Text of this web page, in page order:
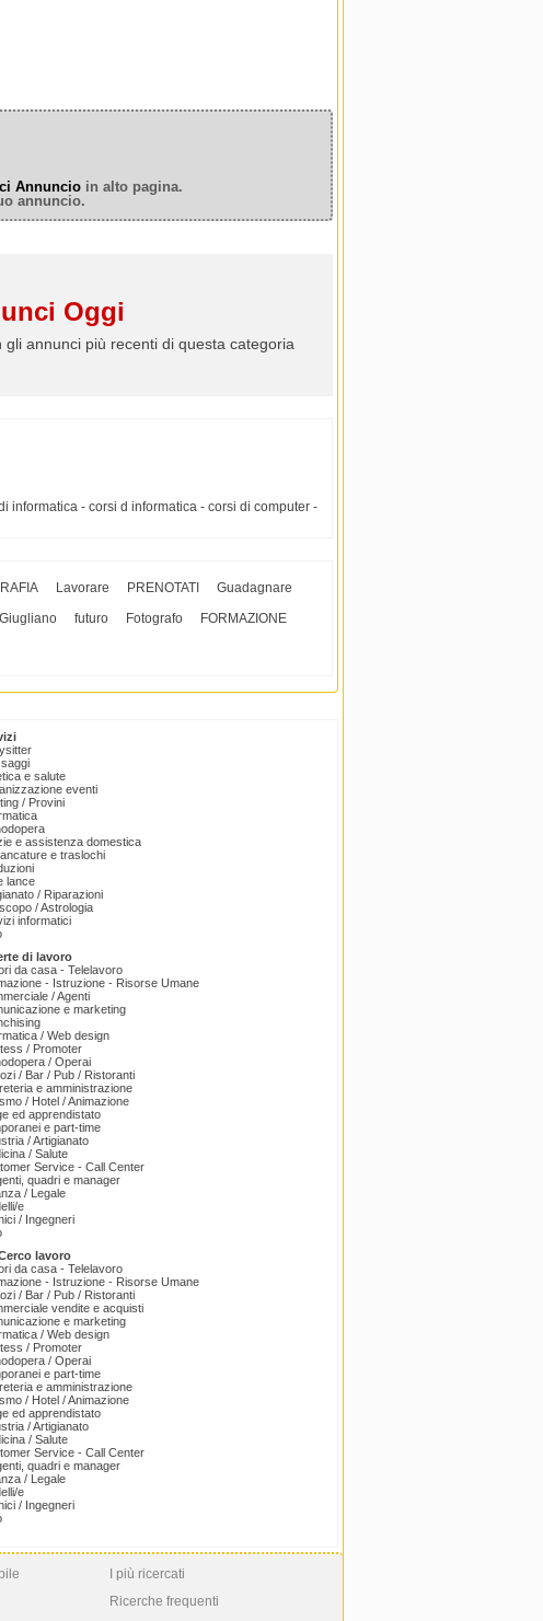
Annuncio in alto pagina.
annuncio.
Oggi
annunci più recenti di questa categoria
informatica - corsi d informatica - corsi di computer -
Lavorare PRENOTATI
Guadagnare
Giugliano futuro Fotografo
FORMAZIONE
e salute
eventi
/ Provini
e assistenza domestica
e traslochi
lance
/ Riparazioni
/ Astrologia
informatici
di lavoro
da casa - Telelavoro
- Istruzione - Risorse Umane
/ Agenti
e marketing
/ Web design
/ Promoter
/ Operai
/ Bar / Pub / Ristoranti
e amministrazione
/ Hotel / Animazione
ed apprendistato
e part-time
/ Artigianato
/ Salute
Service - Call Center
quadri e manager
/ Legale
e
/ Ingegneri
lavoro
da casa - Telelavoro
- Istruzione - Risorse Umane
/ Bar / Pub / Ristoranti
vendite e acquisti
e marketing
/ Web design
/ Promoter
/ Operai
e part-time
e amministrazione
/ Hotel / Animazione
ed apprendistato
/ Artigianato
/ Salute
Service - Call Center
quadri e manager
/ Legale
e
/ Ingegneri
I più ricercati
Ricerche frequenti